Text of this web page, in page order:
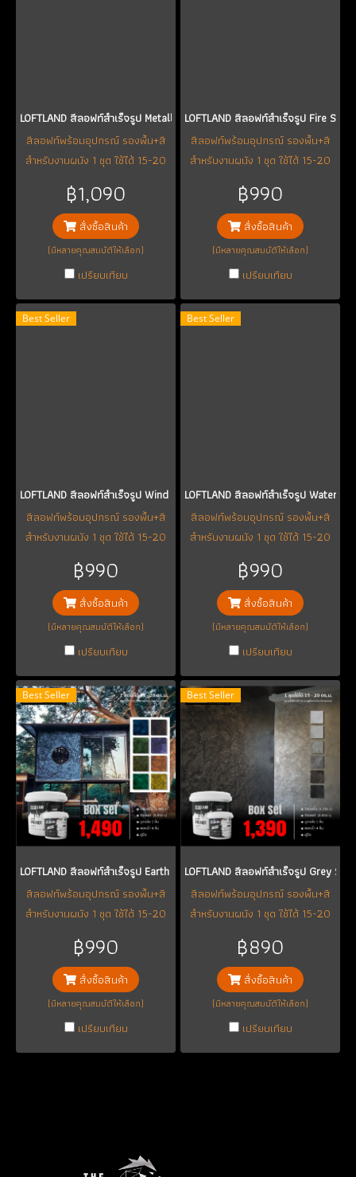
LOFTLAND สีลอฟท์สำเร็จรูป Metallic Series 1-3
สีลอฟท์พร้อมอุปกรณ์ รองพื้น+สี
สำหรับงานผนัง 1 ชุด ใช้ได้ 15-20
ตร.ม.แล้วแต่เทคนิคและความชำนาญ
แต่ละบุคคล)
฿1,090
สั่งซื้อสินค้า
(มีหลายคุณสมบัติให้เลือก)
เปรียบเทียบ
LOFTLAND สีลอฟท์สำเร็จรูป Fire
สีลอฟท์พร้อมอุปกรณ์ รองพื้น+สี
สำหรับงานผนัง 1 ชุด ใช้ได้ 15-20
ตร.ม.แล้วแต่เทคนิคและความชำนาญ
แต่ละบุคคล)
฿990
สั่งซื้อสินค้า
(มีหลายคุณสมบัติให้เลือก)
เปรียบเทียบ
Best Seller
LOFTLAND สีลอฟท์สำเร็จรูป Wind Series 1-9
สีลอฟท์พร้อมอุปกรณ์ รองพื้น+สี
สำหรับงานผนัง 1 ชุด ใช้ได้ 15-20
ตร.ม.แล้วแต่เทคนิคและความชำนาญ
แต่ละบุคคล)
฿990
สั่งซื้อสินค้า
(มีหลายคุณสมบัติให้เลือก)
เปรียบเทียบ
Best Seller
LOFTLAND สีลอฟท์สำเร็จรูป Water
สีลอฟท์พร้อมอุปกรณ์ รองพื้น+สี
สำหรับงานผนัง 1 ชุด ใช้ได้ 15-20
ตร.ม.แล้วแต่เทคนิคและความชำนาญ
แต่ละบุคคล)
฿990
สั่งซื้อสินค้า
(มีหลายคุณสมบัติให้เลือก)
เปรียบเทียบ
Best Seller
LOFTLAND สีลอฟท์สำเร็จรูป Earth Series 1-8
สีลอฟท์พร้อมอุปกรณ์ รองพื้น+สี
สำหรับงานผนัง 1 ชุด ใช้ได้ 15-20
ตร.ม.แล้วแต่เทคนิคและความชำนาญ
แต่ละบุคคล)
฿990
สั่งซื้อสินค้า
(มีหลายคุณสมบัติให้เลือก)
เปรียบเทียบ
Best Seller
LOFTLAND สีลอฟท์สำเร็จรูป Grey
สีลอฟท์พร้อมอุปกรณ์ รองพื้น+สี
สำหรับงานผนัง 1 ชุด ใช้ได้ 15-20
ตร.ม.แล้วแต่เทคนิคและความชำนาญ
แต่ละบุคคล)
฿890
สั่งซื้อสินค้า
(มีหลายคุณสมบัติให้เลือก)
เปรียบเทียบ